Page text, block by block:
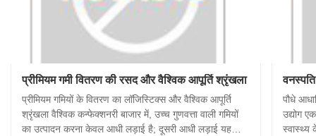
प्रीमियम गमी वितरण की रसद और वैश्विक आपूर्ति श्रृंखला
प्रीमियम गमियों के वितरण का लॉजिस्टिक्स और वैश्विक आपूर्ति
श्रृंखला वैश्विक कन्फेक्शनरी बाजार में, उच्च गुणवत्ता वाली गमियों
का उत्पादन करना केवल आधी लड़ाई है; दूसरी आधी लड़ाई यह
पौधे
उद्योग
स्वास्थ्य